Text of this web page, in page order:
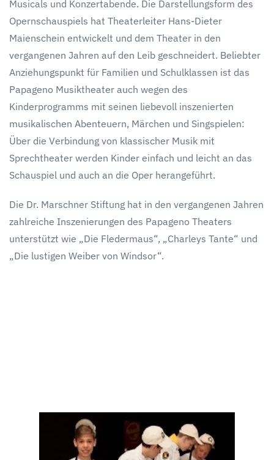
Musicals und Konzertabende. Die Darstellungsform des
Opernschauspiels hat Theaterleiter Hans-Dieter
Maienschein entwickelt und dem Theater in den
vergangenen Jahren auf den Leib geschneidert. Beliebter
Anziehungspunkt für Familien und Schulklassen ist das
Papageno Musiktheater auch wegen des
Kinderprogramms mit seinen liebevoll inszenierten
musikalischen Abenteuern, Märchen und Singspielen:
Über die Verbindung von klassischer Musik mit
Sprechtheater werden Kinder einfach und leicht an das
Schauspiel und auch an die Oper herangeführt.
Die Dr. Marschner Stiftung hat in den vergangenen Jahren
zahlreiche Inszenierungen des Papageno Theaters
unterstützt wie „Die Fledermaus“, „Charleys Tante“ und
„Die lustigen Weiber von Windsor“.